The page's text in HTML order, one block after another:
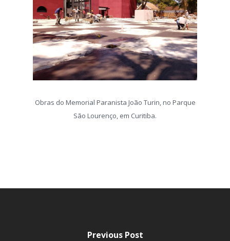
Obras do Memorial Paranista João Turin, no Parque
São Lourenço, em Curitiba.
Previous Post